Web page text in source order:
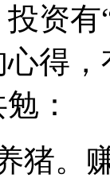
有“
得
：
。赚